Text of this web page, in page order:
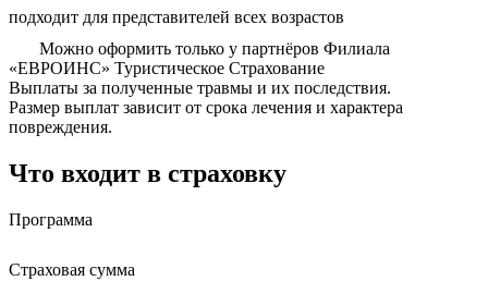
подходит для представителей всех возрастов
Можно оформить только у партнёров Филиала
«ЕВРОИНС» Туристическое Страхование
Выплаты за полученные травмы и их последствия.
Размер выплат зависит от срока лечения и характера
повреждения.
Что входит в страховку
Программа
Страховая сумма